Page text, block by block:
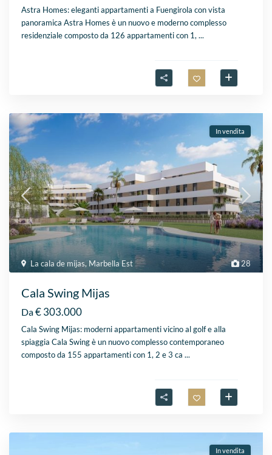
Astra Homes: eleganti appartamenti a Fuengirola con vista
panoramica Astra Homes è un nuovo e moderno complesso
residenziale composto da 126 appartamenti con 1,...
28
La cala de mijas, Marbella Est
In vendita
Cala Swing Mijas
Da€ 303.000
Cala Swing Mijas: moderni appartamenti vicino al golf e alla
spiaggia Cala Swing è un nuovo complesso contemporaneo
composto da 155 appartamenti con 1, 2 e 3 ca...
In vendita